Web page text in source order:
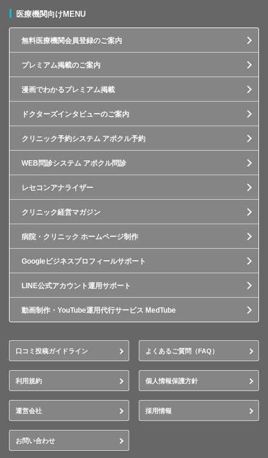
医療機関向けMENU
無料医療機関会員登録のご案内
プレミアム掲載のご案内
漫画でわかるプレミアム掲載
ドクターズインタビューのご案内
クリニック予約システム アポクル予約
WEB問診システム アポクル問診
レセコンアナライザー
クリニック経営マガジン
病院・クリニック ホームページ制作
Googleビジネスプロフィールサポート
LINE公式アカウント運用サポート
動画制作・YouTube運用代行サービス MedTube
口コミ投稿ガイドライン よくあるご質問（FAQ）
利用規約 個人情報保護方針
運営会社 採用情報
お問い合わせ